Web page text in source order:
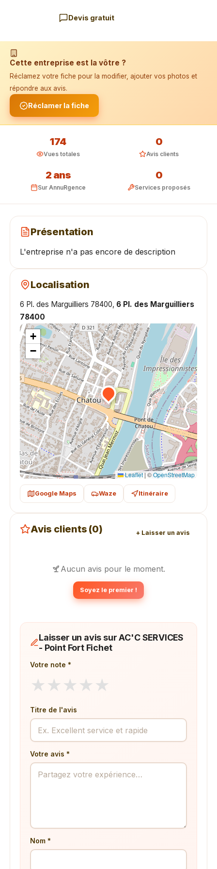
📱 Installer l'application
Devis gratuit
Cette entreprise est la vôtre ?
Réclamez votre fiche pour la modifier, ajouter vos photos et
répondre aux avis.
Réclamer la fiche
174
Vues totales
0
Avis clients
2 ans
Sur AnnuRgence
0
Services proposés
Présentation
L'entreprise n'a pas encore de description
Localisation
6 Pl. des Marguilliers 78400, 6 Pl. des Marguilliers
78400
+
−
Leaflet |©OpenStreetMap
Google Maps Waze Itinéraire
Avis clients (0) + Laisser un avis
Aucun avis pour le moment.
Soyez le premier !
Laisser un avis sur AC'C SERVICES
- Point Fort Fichet
Votre note *
★ ★ ★ ★ ★
Titre de l'avis
Votre avis *
Nom *